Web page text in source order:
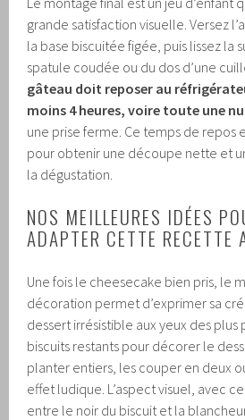
grande satisfaction visuelle. Versez
la base biscuitée figée, puis lissez la
spatule coudée ou du dos d’une
gâteau doit reposer au
moins 4 heures, voire toute une
une prise ferme. Ce temps de repos
pour obtenir une découpe nette et
la dégustation.
NOS MEILLEURES IDÉES
ADAPTER CETTE RECETTE
Une fois le cheesecake bien pris, le
décoration permet d’exprimer sa
dessert irrésistible aux yeux des plus
biscuits restants pour décorer le
planter entiers, les couper en deux
effet ludique. L’aspect visuel, avec
entre le noir du biscuit et la